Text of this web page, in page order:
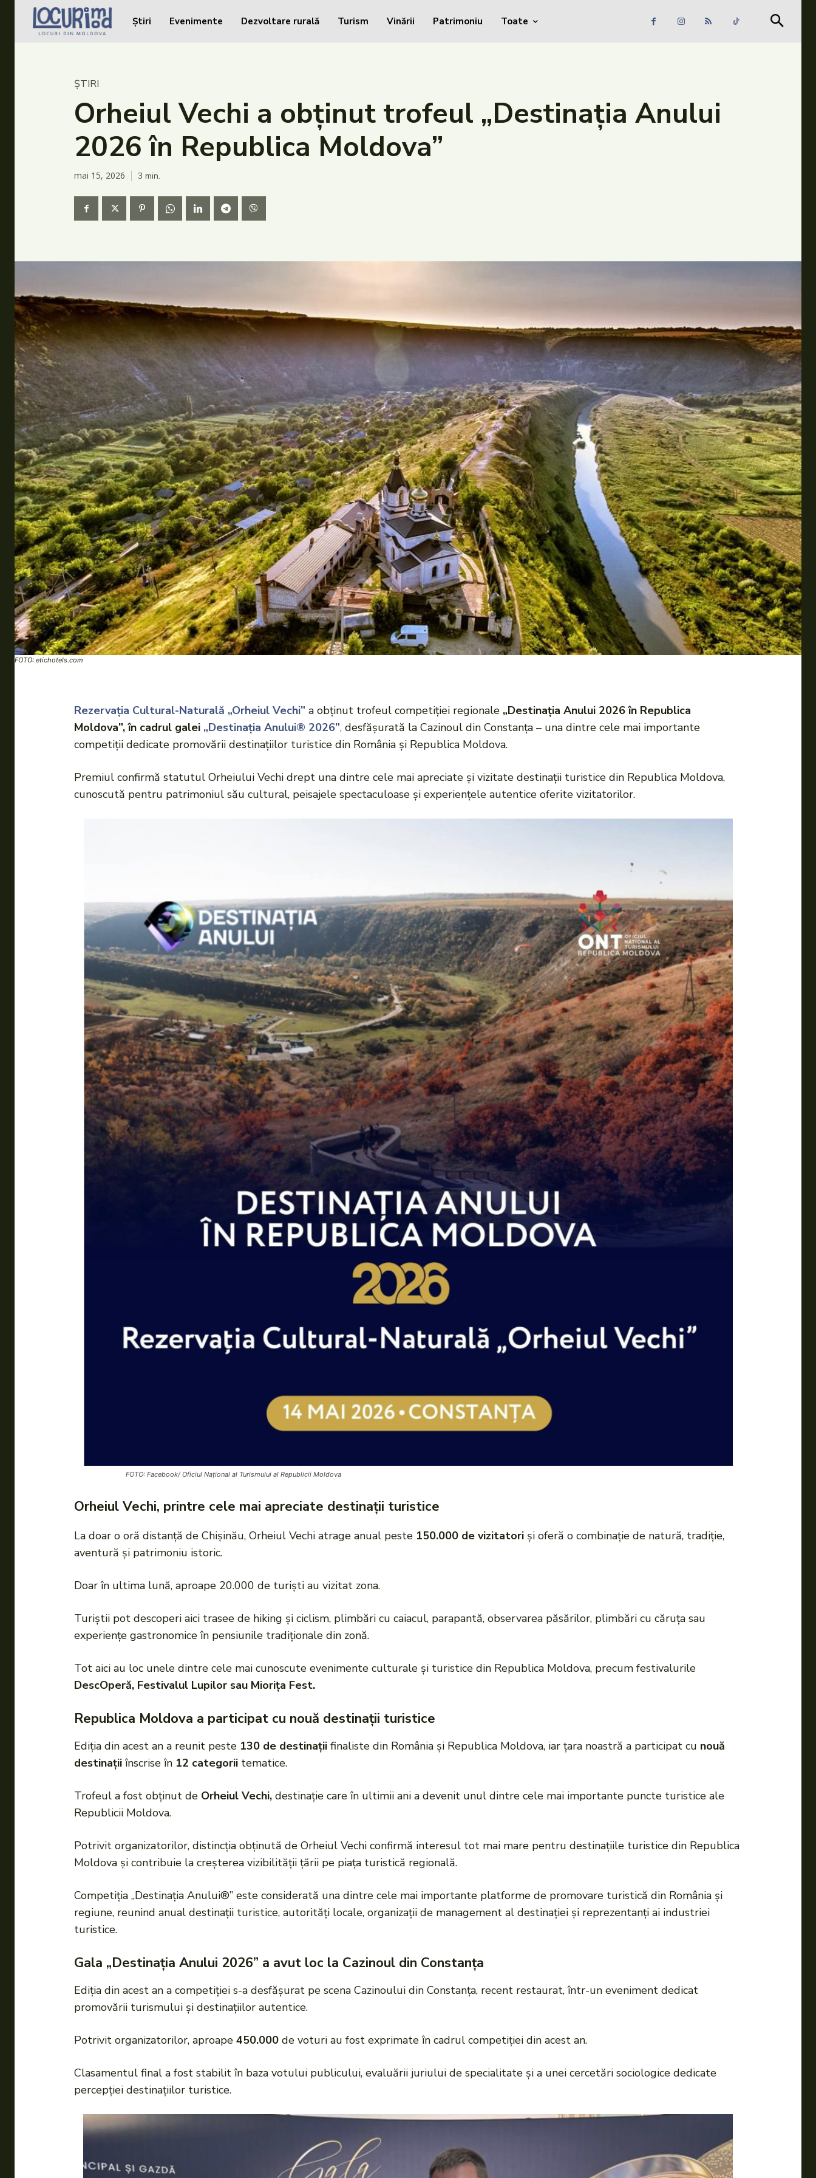
Caută în site...
Caută în site... Căutare
Evenimente
Dezvoltare rurală
Turism
Vinării
Patrimoniu
Produs Acasă
Știri Evenimente Dezvoltare rurală Turism Vinării Patrimoniu Toate
ȘTIRI
Orheiul Vechi a obținut trofeul „Destinația Anului
2026 în Republica Moldova”
mai 15, 2026 3 min.
FOTO: etichotels.com
Rezervația Cultural-Naturală „Orheiul Vechi” a obținut trofeul competiției regionale „Destinația Anului 2026 în Republica
Moldova”, în cadrul galei „Destinația Anului® 2026”, desfășurată la Cazinoul din Constanța – una dintre cele mai importante
competiții dedicate promovării destinațiilor turistice din România și Republica Moldova.
Premiul confirmă statutul Orheiului Vechi drept una dintre cele mai apreciate și vizitate destinații turistice din Republica Moldova,
cunoscută pentru patrimoniul său cultural, peisajele spectaculoase și experiențele autentice oferite vizitatorilor.
FOTO: Facebook/ Oficiul Național al Turismului al Republicii Moldova
Orheiul Vechi, printre cele mai apreciate destinații turistice
La doar o oră distanță de Chișinău, Orheiul Vechi atrage anual peste 150.000 de vizitatori și oferă o combinație de natură, tradiție,
aventură și patrimoniu istoric.
Doar în ultima lună, aproape 20.000 de turiști au vizitat zona.
Turiștii pot descoperi aici trasee de hiking și ciclism, plimbări cu caiacul, parapantă, observarea păsărilor, plimbări cu căruța sau
experiențe gastronomice în pensiunile tradiționale din zonă.
Tot aici au loc unele dintre cele mai cunoscute evenimente culturale și turistice din Republica Moldova, precum festivalurile
DescOperă, Festivalul Lupilor sau Miorița Fest.
Republica Moldova a participat cu nouă destinații turistice
Ediția din acest an a reunit peste 130 de destinații finaliste din România și Republica Moldova, iar țara noastră a participat cu nouă
destinații înscrise în 12 categorii tematice.
Trofeul a fost obținut de Orheiul Vechi, destinație care în ultimii ani a devenit unul dintre cele mai importante puncte turistice ale
Republicii Moldova.
Potrivit organizatorilor, distincția obținută de Orheiul Vechi confirmă interesul tot mai mare pentru destinațiile turistice din Republica
Moldova și contribuie la creșterea vizibilității țării pe piața turistică regională.
Competiția „Destinația Anului®” este considerată una dintre cele mai importante platforme de promovare turistică din România și
regiune, reunind anual destinații turistice, autorități locale, organizații de management al destinației și reprezentanți ai industriei
turistice.
Gala „Destinația Anului 2026” a avut loc la Cazinoul din Constanța
Ediția din acest an a competiției s-a desfășurat pe scena Cazinoului din Constanța, recent restaurat, într-un eveniment dedicat
promovării turismului și destinațiilor autentice.
Potrivit organizatorilor, aproape 450.000 de voturi au fost exprimate în cadrul competiției din acest an.
Clasamentul final a fost stabilit în baza votului publicului, evaluării juriului de specialitate și a unei cercetări sociologice dedicate
percepției destinațiilor turistice.